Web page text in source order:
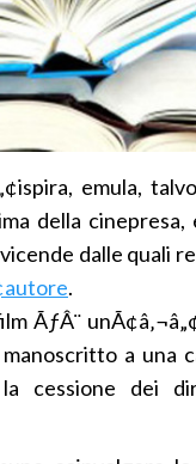
emula,
della
dalle quali
.
ÃƒÂ¨
a
cessione dei